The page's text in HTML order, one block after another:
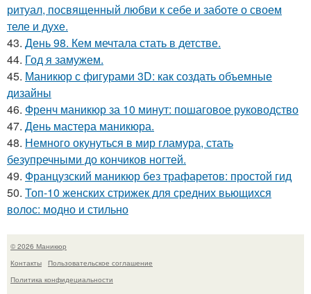
ритуал, посвященный любви к себе и заботе о своем
теле и духе.
43. День 98. Кем мечтала стать в детстве.
44. Год я замужем.
45. Маникюр с фигурами 3D: как создать объемные
дизайны
46. Френч маникюр за 10 минут: пошаговое руководство
47. День мастера маникюра.
48. Немного окунуться в мир гламура, стать
безупречными до кончиков ногтей.
49. Французский маникюр без трафаретов: простой гид
50. Топ-10 женских стрижек для средних вьющихся
волос: модно и стильно
© 2026 Маникюр
Контакты
Пользовательское соглашение
Политика конфидециальности